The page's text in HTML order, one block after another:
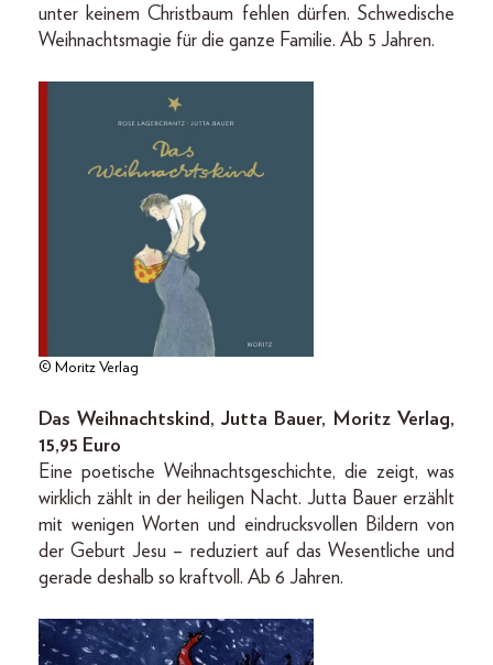
unter keinem Christbaum fehlen dürfen. Schwedische
Weihnachtsmagie für die ganze Familie. Ab 5 Jahren.
© Moritz Verlag
Das Weihnachtskind, Jutta Bauer, Moritz Verlag,
15,95 Euro
Eine poetische Weihnachtsgeschichte, die zeigt, was
wirklich zählt in der heiligen Nacht. Jutta Bauer erzählt
mit wenigen Worten und eindrucksvollen Bildern von
der Geburt Jesu – reduziert auf das Wesentliche und
gerade deshalb so kraftvoll. Ab 6 Jahren.